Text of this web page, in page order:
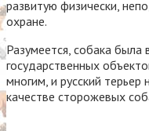
развитую физически,
охране.
Разумеется, собака
государственных
многим, и русский терьер
качестве сторожевых